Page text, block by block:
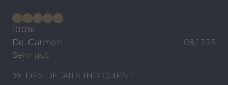
100%
De: Carmen
08.12.25
Sehr gut
DES DÉTAILS INDIQUENT